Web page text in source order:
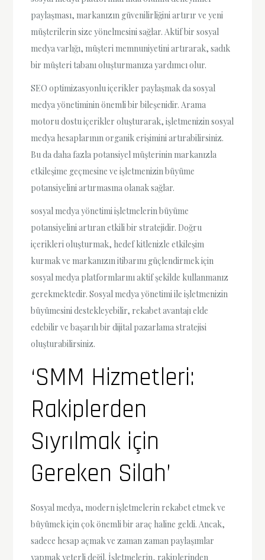
paylaşması, markanızın güvenilirliğini artırır ve yeni
müşterilerin size yönelmesini sağlar. Aktif bir sosyal
medya varlığı, müşteri memnuniyetini artırarak, sadık
bir müşteri tabanı oluşturmanıza yardımcı olur.
SEO optimizasyonlu içerikler paylaşmak da sosyal
medya yönetiminin önemli bir bileşenidir. Arama
motoru dostu içerikler oluşturarak, işletmenizin sosyal
medya hesaplarının organik erişimini artırabilirsiniz.
Bu da daha fazla potansiyel müşterinin markanızla
etkileşime geçmesine ve işletmenizin büyüme
potansiyelini artırmasına olanak sağlar.
sosyal medya yönetimi işletmelerin büyüme
potansiyelini artıran etkili bir stratejidir. Doğru
içerikleri oluşturmak, hedef kitlenizle etkileşim
kurmak ve markanızın itibarını güçlendirmek için
sosyal medya platformlarını aktif şekilde kullanmanız
gerekmektedir. Sosyal medya yönetimi ile işletmenizin
büyümesini destekleyebilir, rekabet avantajı elde
edebilir ve başarılı bir dijital pazarlama stratejisi
oluşturabilirsiniz.
‘SMM Hizmetleri:
Rakiplerden
Sıyrılmak için
Gereken Silah’
Sosyal medya, modern işletmelerin rekabet etmek ve
büyümek için çok önemli bir araç haline geldi. Ancak,
sadece hesap açmak ve zaman zaman paylaşımlar
yapmak yeterli değil. İşletmelerin, rakiplerinden